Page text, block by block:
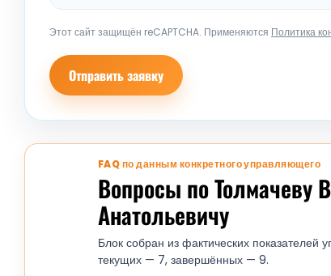
Этот сайт защищён reCAPTCHA. Применяются Политика
Отправить заявку
FAQ по данным конкретного управляющего
Вопросы по Толмачеву
Анатольевичу
Блок собран из фактических показателей
текущих — 7, завершённых — 9.